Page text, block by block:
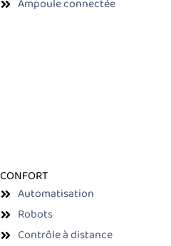
Ampoule connectée
CONFORT
Automatisation
Robots
Contrôle à distance